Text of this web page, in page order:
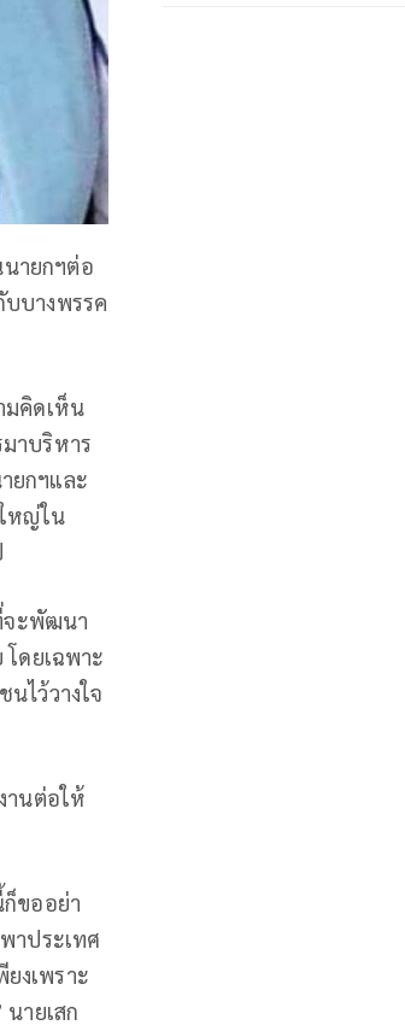
ายกฯต่อ
บางพรรค
มคิดเห็น
าบริหาร
ยกฯและ
หญ่ใน
จะพัฒนา
ดยเฉพาะ
ไว้วางใจ
านต่อให้
ขออย่า
าประเทศ
งเพราะ
ายเสก